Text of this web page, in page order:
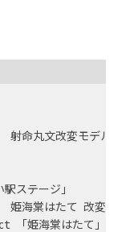
射命丸文改変モデル
ステージ」
姫海棠はたて 改変モ
「姫海棠はたて」モ